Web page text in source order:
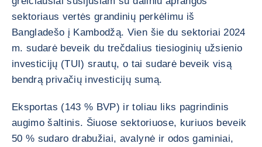
sektoriaus vertės grandinių perkėlimu iš
Bangladešo į Kambodžą. Vien šie du sektoriai 2024
m. sudarė beveik du trečdalius tiesioginių užsienio
investicijų (TUI) srautų, o tai sudarė beveik visą
bendrą privačių investicijų sumą.
Eksportas (143 % BVP) ir toliau liks pagrindinis
augimo šaltinis. Šiuose sektoriuose, kuriuos beveik
50 % sudaro drabužiai, avalynė ir odos gaminiai,